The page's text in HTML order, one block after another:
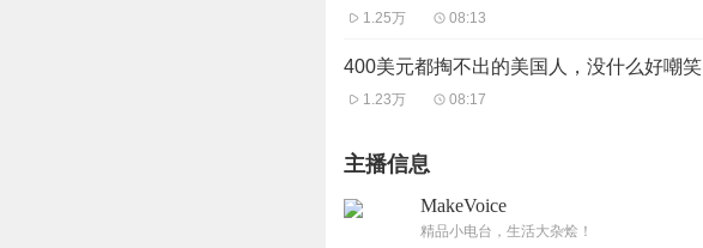
1.25万 08:13
400美元都掏不出的美国人，没什么好嘲笑
1.23万 08:17
主播信息
MakeVoice
精品小电台，生活大杂烩！